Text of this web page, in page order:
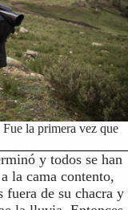
la primera vez que
y todos se han
la cama contento,
fuera de su chacra y